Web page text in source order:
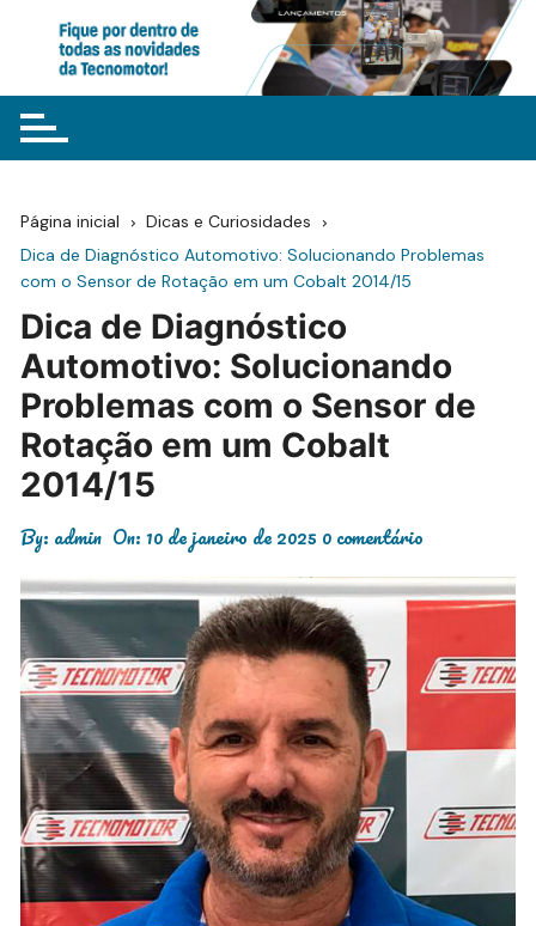
conteúdo
Página inicial
Dicas e Curiosidades
Dica de Diagnóstico Automotivo: Solucionando Problemas
com o Sensor de Rotação em um Cobalt 2014/15
Dica de Diagnóstico
Automotivo: Solucionando
Problemas com o Sensor de
Rotação em um Cobalt
2014/15
By: admin On: 10 de janeiro de 2025 0 comentário